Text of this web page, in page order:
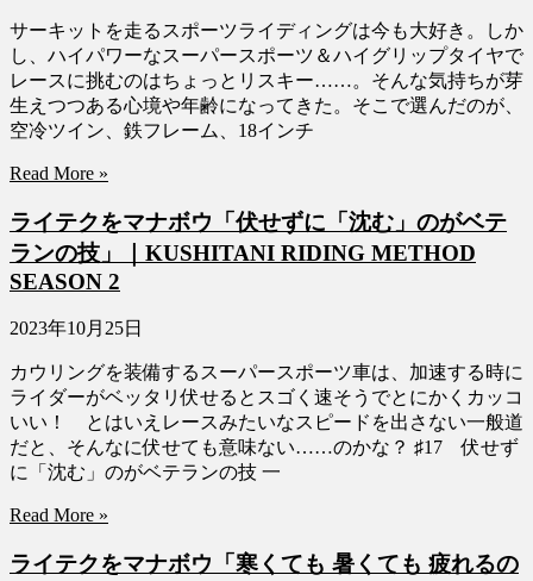
サーキットを走るスポーツライディングは今も大好き。しか
し、ハイパワーなスーパースポーツ＆ハイグリップタイヤで
レースに挑むのはちょっとリスキー……。そんな気持ちが芽
生えつつある心境や年齢になってきた。そこで選んだのが、
空冷ツイン、鉄フレーム、18インチ
Read More »
ライテクをマナボウ「伏せずに「沈む」のがベテ
ランの技」｜KUSHITANI RIDING METHOD
SEASON 2
2023年10月25日
カウリングを装備するスーパースポーツ車は、加速する時に
ライダーがベッタリ伏せるとスゴく速そうでとにかくカッコ
いい！ とはいえレースみたいなスピードを出さない一般道
だと、そんなに伏せても意味ない……のかな？ ♯17 伏せず
に「沈む」のがベテランの技 一
Read More »
ライテクをマナボウ「寒くても 暑くても 疲れるの